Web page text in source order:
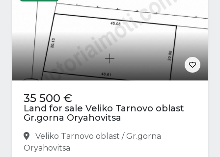
35 500 €
Land for sale Veliko Tarnovo oblast
Gr.gorna Oryahovitsa
Veliko Tarnovo oblast / Gr.gorna
Oryahovitsa